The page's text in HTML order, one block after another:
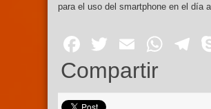
para el uso del smartphone en el día
Facebook
Twitter
Email
Compartir